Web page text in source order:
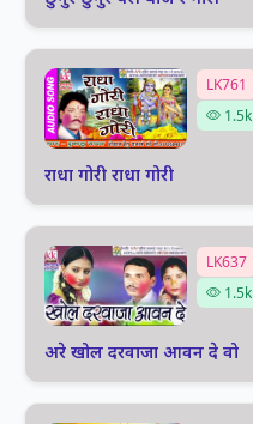
LK761
1.5k
राधा गोरी राधा गोरी
LK637
1.5k
अरे खोल दरवाजा आवन दे वो